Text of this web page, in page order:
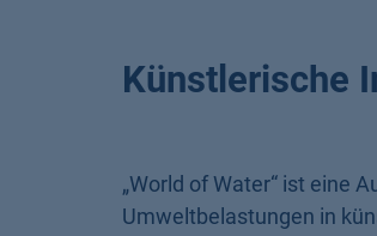
Umweltbelastungen in
Werke von van Beek